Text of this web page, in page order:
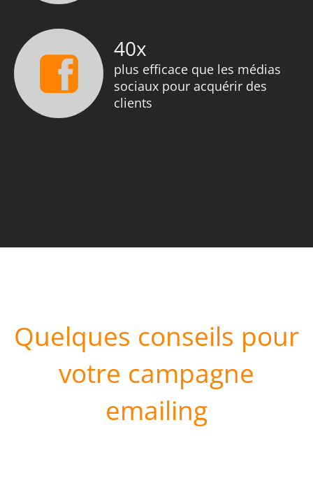
40x
plus efficace que les médias
sociaux pour acquérir des
clients
Quelques conseils pour
votre campagne
emailing